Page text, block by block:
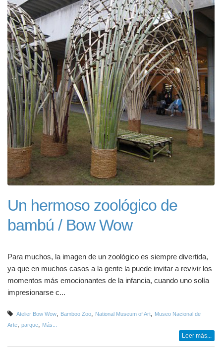
Un hermoso zoológico de
bambú / Bow Wow
Para muchos, la imagen de un zoológico es siempre divertida,
ya que en muchos casos a la gente la puede invitar a revivir los
momentos más emocionantes de la infancia, cuando uno solía
impresionarse c...
Atelier Bow Wow Bamboo Zoo National Museum of Art
Museo Nacional de
Arte
parque Más...
Leer más...